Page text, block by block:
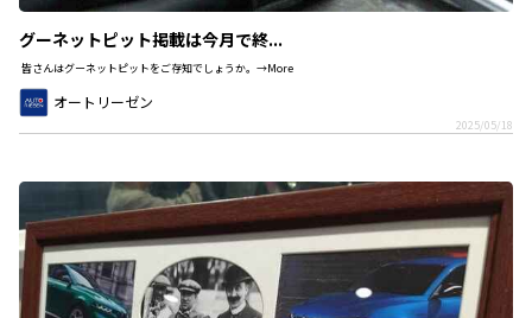
グーネットピット掲載は今月で終...
皆さんはグーネットピットをご存知でしょうか。→More
オートリーゼン
2025/05/18